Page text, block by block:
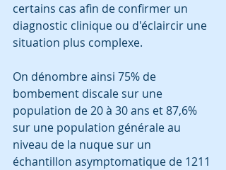
certains cas afin de confirmer un
diagnostic clinique ou d'éclaircir une
situation plus complexe.
On dénombre ainsi 75% de
bombement discale sur une
population de 20 à 30 ans et 87,6%
sur une population générale au
niveau de la nuque sur un
échantillon asymptomatique de 1211